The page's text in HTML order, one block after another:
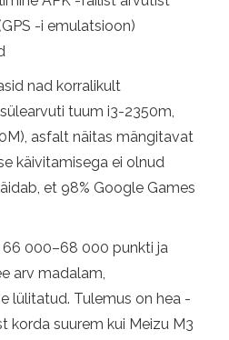
-i emulatsioon)
nad korralikult
tuum i3-2350m,
asfalt näitas mängitavat
käivitamisega ei olnud
et 98% Google Games
000–68 000 punkti ja
arv madalam,
lülitatud. Tulemus on hea -
korda suurem kui Meizu M3